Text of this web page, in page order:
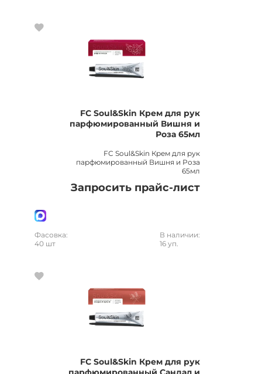
FC Soul&Skin Крем для рук
парфюмированный Вишня и
Роза 65мл
FC Soul&Skin Крем для рук
парфюмированный Вишня и Роза
65мл
Запросить прайс-лист
Фасовка:
40 шт
В наличии:
16 уп.
FC Soul&Skin Крем для рук